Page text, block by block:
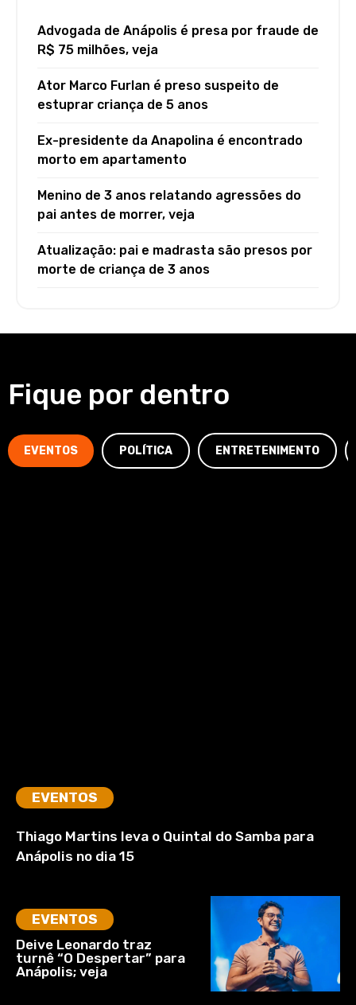
Advogada de Anápolis é presa por fraude de
R$ 75 milhões, veja
Ator Marco Furlan é preso suspeito de
estuprar criança de 5 anos
Ex-presidente da Anapolina é encontrado
morto em apartamento
Menino de 3 anos relatando agressões do
pai antes de morrer, veja
Atualização: pai e madrasta são presos por
morte de criança de 3 anos
Fique por dentro
EVENTOS POLÍTICA ENTRETENIMENTO
EVENTOS
Thiago Martins leva o Quintal do Samba para
Anápolis no dia 15
EVENTOS
Deive Leonardo traz
turnê “O Despertar” para
Anápolis; veja